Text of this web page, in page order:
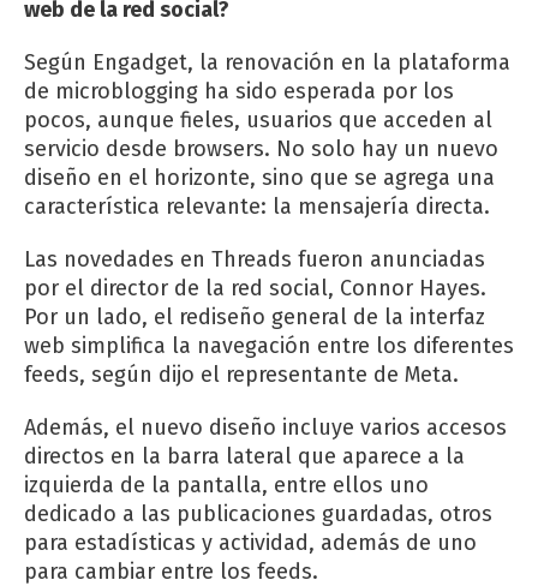
web de la red social?
Según Engadget, la renovación en la plataforma
de microblogging ha sido esperada por los
pocos, aunque fieles, usuarios que acceden al
servicio desde browsers. No solo hay un nuevo
diseño en el horizonte, sino que se agrega una
característica relevante: la mensajería directa.
Las novedades en Threads fueron anunciadas
por el director de la red social, Connor Hayes.
Por un lado, el rediseño general de la interfaz
web simplifica la navegación entre los diferentes
feeds, según dijo el representante de Meta.
Además, el nuevo diseño incluye varios accesos
directos en la barra lateral que aparece a la
izquierda de la pantalla, entre ellos uno
dedicado a las publicaciones guardadas, otros
para estadísticas y actividad, además de uno
para cambiar entre los feeds.